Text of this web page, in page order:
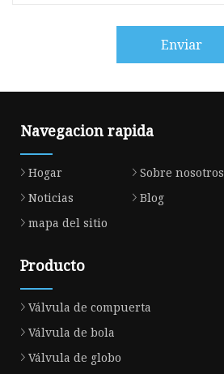
Enviar
Navegacion rapida
Hogar Sobre nosotros
Noticias
Blog
mapa del sitio
Producto
Válvula de compuerta
Válvula de bola
Válvula de globo